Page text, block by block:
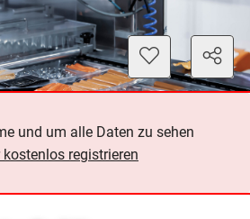
und um alle Daten zu sehen
registrieren